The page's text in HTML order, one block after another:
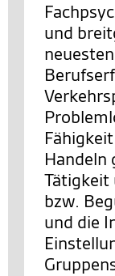
und
Handeln
Tätigkeit
bzw.
und die